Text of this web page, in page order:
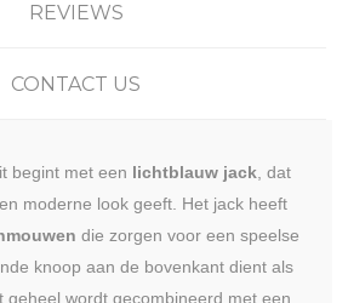
REVIEWS
CONTACT US
begint met een lichtblauw jack , dat
moderne look geeft. Het jack heeft
die zorgen voor een speelse
knoop aan de bovenkant dient als
geheel wordt gecombineerd met een